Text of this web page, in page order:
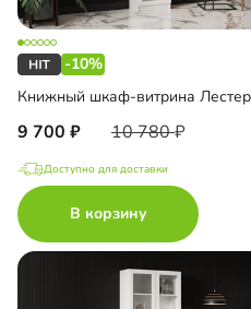
-10%
Книжный шкаф-витрина
9 700 10 780
Доступно для доставки
В корзину